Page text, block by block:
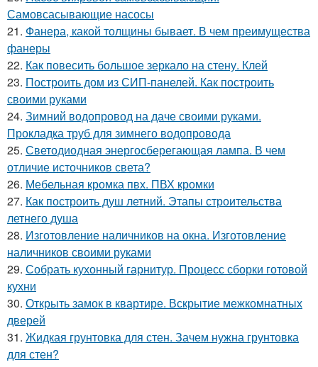
Самовсасывающие насосы
21. Фанера, какой толщины бывает. В чем преимущества
фанеры
22. Как повесить большое зеркало на стену. Клей
23. Построить дом из СИП-панелей. Как построить
своими руками
24. Зимний водопровод на даче своими руками.
Прокладка труб для зимнего водопровода
25. Светодиодная энергосберегающая лампа. В чем
отличие источников света?
26. Мебельная кромка пвх. ПВХ кромки
27. Как построить душ летний. Этапы строительства
летнего душа
28. Изготовление наличников на окна. Изготовление
наличников своими руками
29. Собрать кухонный гарнитур. Процесс сборки готовой
кухни
30. Открыть замок в квартире. Вскрытие межкомнатных
дверей
31. Жидкая грунтовка для стен. Зачем нужна грунтовка
для стен?